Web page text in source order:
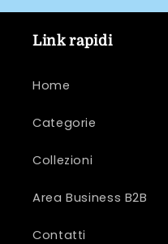
Link rapidi
Home
Categorie
Collezioni
Area Business B2B
Contatti